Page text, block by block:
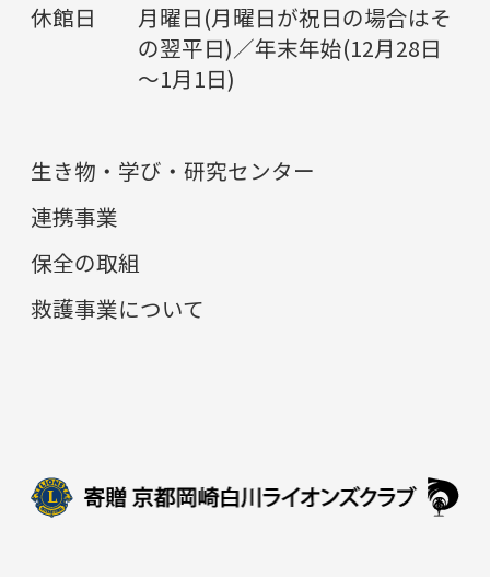
休館日
月曜日(月曜日が祝日の場合はそ
の翌平日)／年末年始(12月28日
～1月1日)
生き物・学び・研究センター
連携事業
保全の取組
救護事業について